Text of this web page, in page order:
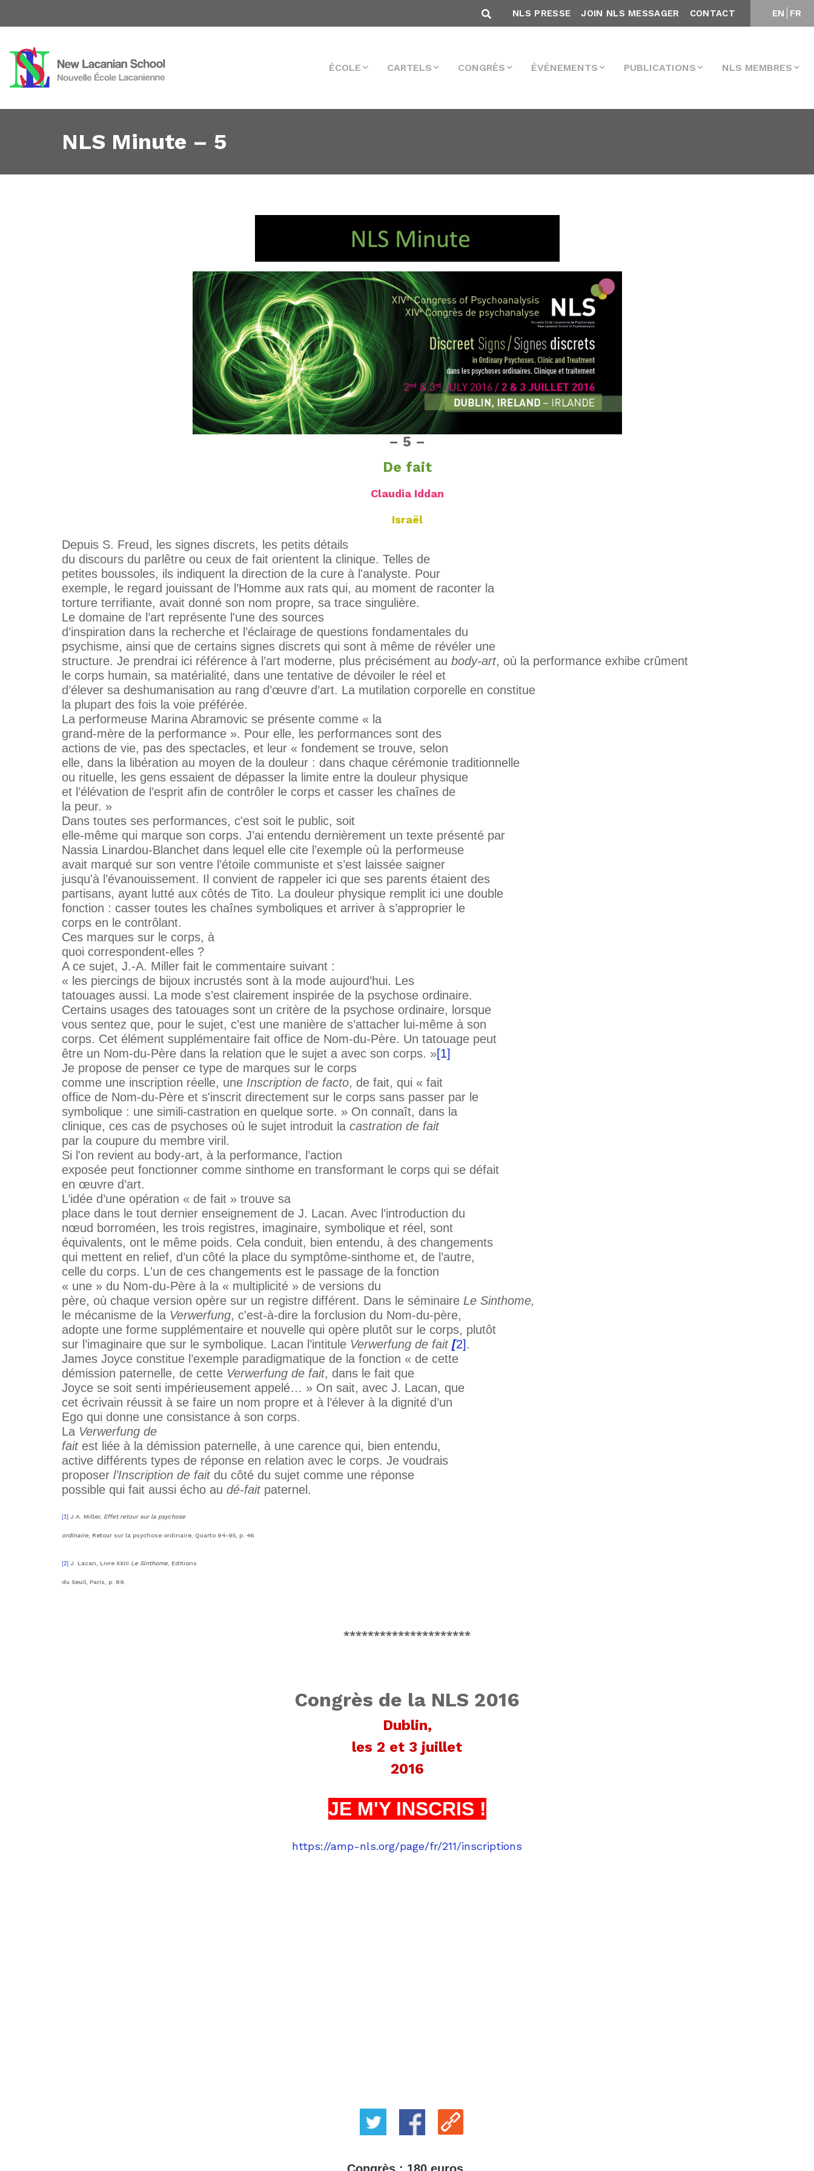
EN FR
NLS PRESSE JOIN NLS MESSAGER CONTACT
ÉCOLE CARTELS CONGRÈS ÉVÉNEMENTS PUBLICATIONS NLS MEMBRES
NLS Minute – 5
– 5 –
De fait
Claudia Iddan
Israël
Depuis S. Freud, les signes discrets, les petits détails
du discours du parlêtre ou ceux de fait orientent la clinique. Telles de
petites boussoles, ils indiquent la direction de la cure à l'analyste. Pour
exemple, le regard jouissant de l’Homme aux rats qui, au moment de raconter la
torture terrifiante, avait donné son nom propre, sa trace singulière.
Le domaine de l’art représente l'une des sources
d’inspiration dans la recherche et l’éclairage de questions fondamentales du
psychisme, ainsi que de certains signes discrets qui sont à même de révéler une
structure. Je prendrai ici référence à l’art moderne, plus précisément au body-art, où la performance exhibe crûment
le corps humain, sa matérialité, dans une tentative de dévoiler le réel et
d’élever sa deshumanisation au rang d’œuvre d’art. La mutilation corporelle en constitue
la plupart des fois la voie préférée.
La performeuse Marina Abramovic se présente comme « la
grand-mère de la performance ». Pour elle, les performances sont des
actions de vie, pas des spectacles, et leur « fondement se trouve, selon
elle, dans la libération au moyen de la douleur : dans chaque cérémonie traditionnelle
ou rituelle, les gens essaient de dépasser la limite entre la douleur physique
et l’élévation de l’esprit afin de contrôler le corps et casser les chaînes de
la peur. »
Dans toutes ses performances, c'est soit le public, soit
elle-même qui marque son corps. J’ai entendu dernièrement un texte présenté par
Nassia Linardou-Blanchet dans lequel elle cite l’exemple où la performeuse
avait marqué sur son ventre l’étoile communiste et s’est laissée saigner
jusqu'à l’évanouissement. Il convient de rappeler ici que ses parents étaient des
partisans, ayant lutté aux côtés de Tito. La douleur physique remplit ici une double
fonction : casser toutes les chaînes symboliques et arriver à s’approprier le
corps en le contrôlant.
Ces marques sur le corps, à
quoi correspondent-elles ?
A ce sujet, J.-A. Miller fait le commentaire suivant :
« les piercings de bijoux incrustés sont à la mode aujourd’hui. Les
tatouages aussi. La mode s’est clairement inspirée de la psychose ordinaire.
Certains usages des tatouages sont un critère de la psychose ordinaire, lorsque
vous sentez que, pour le sujet, c’est une manière de s’attacher lui-même à son
corps. Cet élément supplémentaire fait office de Nom-du-Père. Un tatouage peut
être un Nom-du-Père dans la relation que le sujet a avec son corps. »[1]
Je propose de penser ce type de marques sur le corps
comme une inscription réelle, une Inscription de facto, de fait, qui « fait
office de Nom-du-Père et s'inscrit directement sur le corps sans passer par le
symbolique : une simili-castration en quelque sorte. » On connaît, dans la
clinique, ces cas de psychoses où le sujet introduit la castration de fait
par la coupure du membre viril.
Si l'on revient au body-art, à la performance, l’action
exposée peut fonctionner comme sinthome en transformant le corps qui se défait
en œuvre d’art.
L’idée d’une opération « de fait » trouve sa
place dans le tout dernier enseignement de J. Lacan. Avec l’introduction du
nœud borroméen, les trois registres, imaginaire, symbolique et réel, sont
équivalents, ont le même poids. Cela conduit, bien entendu, à des changements
qui mettent en relief, d’un côté la place du symptôme-sinthome et, de l’autre,
celle du corps. L'un de ces changements est le passage de la fonction
« une » du Nom-du-Père à la « multiplicité » de versions du
père, où chaque version opère sur un registre différent. Dans le séminaire Le Sinthome,
le mécanisme de la Verwerfung, c'est-à-dire la forclusion du Nom-du-père,
adopte une forme supplémentaire et nouvelle qui opère plutôt sur le corps, plutôt
sur l’imaginaire que sur le symbolique. Lacan l’intitule Verwerfung de fait [2].
James Joyce constitue l’exemple paradigmatique de la fonction « de cette
démission paternelle, de cette Verwerfung de fait, dans le fait que
Joyce se soit senti impérieusement appelé… » On sait, avec J. Lacan, que
cet écrivain réussit à se faire un nom propre et à l’élever à la dignité d’un
Ego qui donne une consistance à son corps.
La Verwerfung de
faitest liée à la démission paternelle, à une carence qui, bien entendu,
active différents types de réponse en relation avec le corps. Je voudrais
proposer l’Inscription de fait du côté du sujet comme une réponse
possible qui fait aussi écho au dé-faitpaternel.
[1] J.A. Miller, Effet retour sur la psychose
ordinaire , Retour sur la psychose ordinaire, Quarto 94-95, p. 46.
[2] J. Lacan, Livre XXIII Le Sinthome , Editions
du Seuil, Paris, p. 89.
*********************
Congrès de la NLS 2016
Dublin,
les 2 et 3 juillet
2016
JE M'Y INSCRIS !
https://amp-nls.org/page/fr/211/inscriptions